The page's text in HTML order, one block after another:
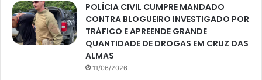
POLÍCIA CIVIL CUMPRE MANDADO
CONTRA BLOGUEIRO INVESTIGADO POR
TRÁFICO E APREENDE GRANDE
QUANTIDADE DE DROGAS EM CRUZ DAS
ALMAS
11/06/2026